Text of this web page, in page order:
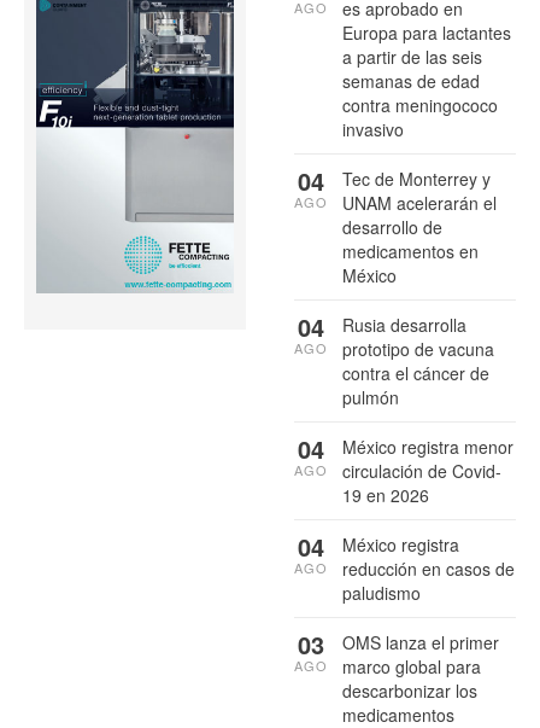
es aprobado en
Europa para lactantes
a partir de las seis
semanas de edad
contra meningococo
invasivo
AGO
Tec de Monterrey y
UNAM acelerarán el
desarrollo de
medicamentos en
México
04
AGO
Rusia desarrolla
prototipo de vacuna
contra el cáncer de
pulmón
04
AGO
México registra menor
circulación de Covid-
19 en 2026
04
AGO
México registra
reducción en casos de
paludismo
04
AGO
OMS lanza el primer
marco global para
descarbonizar los
medicamentos
03
AGO